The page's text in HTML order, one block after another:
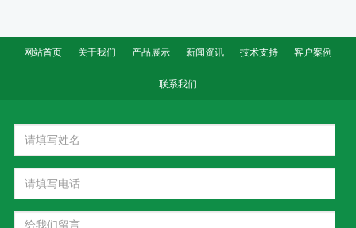
网站首页 关于我们 产品展示 新闻资讯 技术支持 客户案例
联系我们